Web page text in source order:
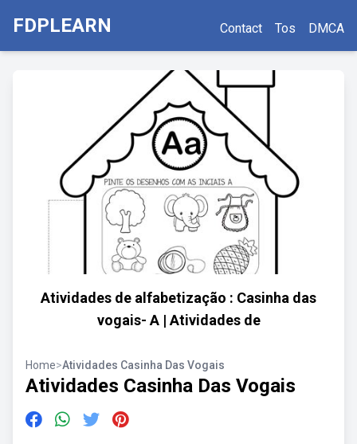
FDPLEARN Contact Tos DMCA
Atividades de alfabetização : Casinha das
vogais- A | Atividades de
Home>Atividades Casinha Das Vogais
Atividades Casinha Das Vogais